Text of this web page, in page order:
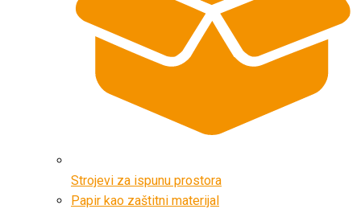
Strojevi za ispunu prostora
Papir kao zaštitni materijal